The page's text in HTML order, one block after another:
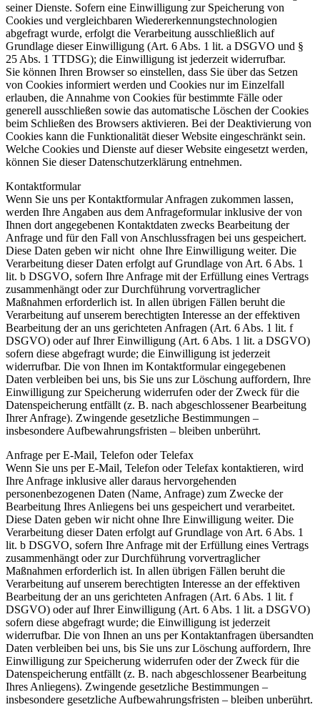
seiner Dienste. Sofern eine Einwilligung zur Speicherung von
Cookies und vergleichbaren Wiedererkennungstechnologien
abgefragt wurde, erfolgt die Verarbeitung ausschließlich auf
Grundlage dieser Einwilligung (Art. 6 Abs. 1 lit. a DSGVO und §
25 Abs. 1 TTDSG); die Einwilligung ist jederzeit widerrufbar.
Sie können Ihren Browser so einstellen, dass Sie über das Setzen
von Cookies informiert werden und Cookies nur im Einzelfall
erlauben, die Annahme von Cookies für bestimmte Fälle oder
generell ausschließen sowie das automatische Löschen der Cookies
beim Schließen des Browsers aktivieren. Bei der Deaktivierung von
Cookies kann die Funktionalität dieser Website eingeschränkt sein.
Welche Cookies und Dienste auf dieser Website eingesetzt werden,
können Sie dieser Datenschutzerklärung entnehmen.
Kontaktformular
Wenn Sie uns per Kontaktformular Anfragen zukommen lassen,
werden Ihre Angaben aus dem Anfrageformular inklusive der von
Ihnen dort angegebenen Kontaktdaten zwecks Bearbeitung der
Anfrage und für den Fall von Anschlussfragen bei uns gespeichert.
Diese Daten geben wir nicht ohne Ihre Einwilligung weiter. Die
Verarbeitung dieser Daten erfolgt auf Grundlage von Art. 6 Abs. 1
lit. b DSGVO, sofern Ihre Anfrage mit der Erfüllung eines Vertrags
zusammenhängt oder zur Durchführung vorvertraglicher
Maßnahmen erforderlich ist. In allen übrigen Fällen beruht die
Verarbeitung auf unserem berechtigten Interesse an der effektiven
Bearbeitung der an uns gerichteten Anfragen (Art. 6 Abs. 1 lit. f
DSGVO) oder auf Ihrer Einwilligung (Art. 6 Abs. 1 lit. a DSGVO)
sofern diese abgefragt wurde; die Einwilligung ist jederzeit
widerrufbar. Die von Ihnen im Kontaktformular eingegebenen
Daten verbleiben bei uns, bis Sie uns zur Löschung auffordern, Ihre
Einwilligung zur Speicherung widerrufen oder der Zweck für die
Datenspeicherung entfällt (z. B. nach abgeschlossener Bearbeitung
Ihrer Anfrage). Zwingende gesetzliche Bestimmungen –
insbesondere Aufbewahrungsfristen – bleiben unberührt.
Anfrage per E-Mail, Telefon oder Telefax
Wenn Sie uns per E-Mail, Telefon oder Telefax kontaktieren, wird
Ihre Anfrage inklusive aller daraus hervorgehenden
personenbezogenen Daten (Name, Anfrage) zum Zwecke der
Bearbeitung Ihres Anliegens bei uns gespeichert und verarbeitet.
Diese Daten geben wir nicht ohne Ihre Einwilligung weiter. Die
Verarbeitung dieser Daten erfolgt auf Grundlage von Art. 6 Abs. 1
lit. b DSGVO, sofern Ihre Anfrage mit der Erfüllung eines Vertrags
zusammenhängt oder zur Durchführung vorvertraglicher
Maßnahmen erforderlich ist. In allen übrigen Fällen beruht die
Verarbeitung auf unserem berechtigten Interesse an der effektiven
Bearbeitung der an uns gerichteten Anfragen (Art. 6 Abs. 1 lit. f
DSGVO) oder auf Ihrer Einwilligung (Art. 6 Abs. 1 lit. a DSGVO)
sofern diese abgefragt wurde; die Einwilligung ist jederzeit
widerrufbar. Die von Ihnen an uns per Kontaktanfragen übersandten
Daten verbleiben bei uns, bis Sie uns zur Löschung auffordern, Ihre
Einwilligung zur Speicherung widerrufen oder der Zweck für die
Datenspeicherung entfällt (z. B. nach abgeschlossener Bearbeitung
Ihres Anliegens). Zwingende gesetzliche Bestimmungen –
insbesondere gesetzliche Aufbewahrungsfristen – bleiben unberührt.